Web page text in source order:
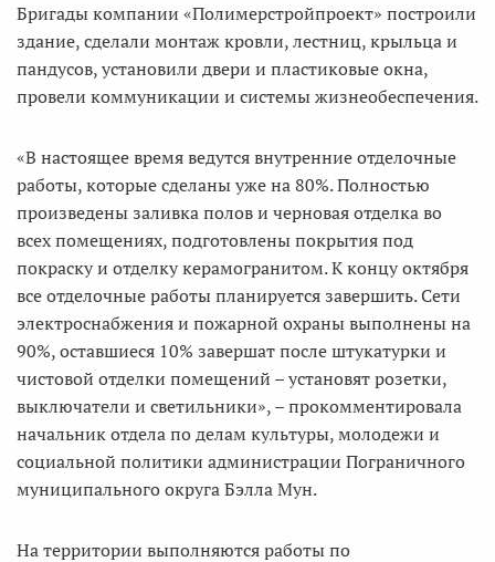
Бригады компании «Полимерстройпроект» построили
здание, сделали монтаж кровли, лестниц, крыльца и
пандусов, установили двери и пластиковые окна,
провели коммуникации и системы жизнеобеспечения.
«В настоящее время ведутся внутренние отделочные
работы, которые сделаны уже на 80%. Полностью
произведены заливка полов и черновая отделка во
всех помещениях, подготовлены покрытия под
покраску и отделку керамогранитом. К концу октября
все отделочные работы планируется завершить. Сети
электроснабжения и пожарной охраны выполнены на
90%, оставшиеся 10% завершат после штукатурки и
чистовой отделки помещений – установят розетки,
выключатели и светильники», – прокомментировала
начальник отдела по делам культуры, молодежи и
социальной политики администрации Пограничного
муниципального округа Бэлла Мун.
На территории выполняются работы по